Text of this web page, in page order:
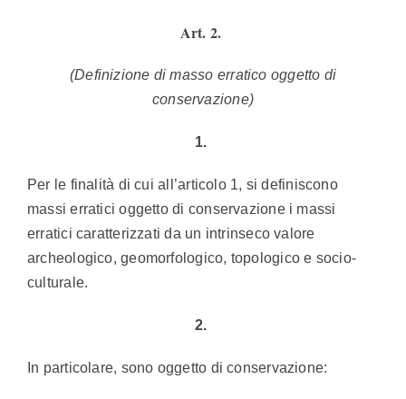
Art. 2.
(Definizione di masso erratico oggetto di
conservazione)
1.
Per le finalità di cui all’articolo 1, si definiscono
massi erratici oggetto di conservazione i massi
erratici caratterizzati da un intrinseco valore
archeologico, geomorfologico, topologico e socio-
culturale.
2.
In particolare, sono oggetto di conservazione: